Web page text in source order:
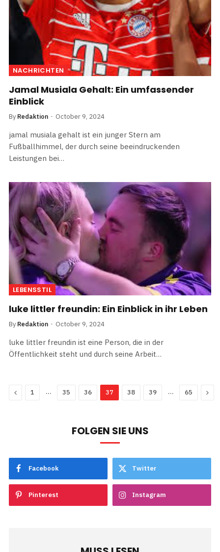
NACHRICHTEN
Jamal Musiala Gehalt: Ein umfassender
Einblick
By Redaktion October 9, 2024
jamal musiala gehalt ist ein junger Stern am
Fußballhimmel, der durch seine beeindruckenden
Leistungen bei…
LEBENSSTIL
luke littler freundin: Ein Einblick in ihr Leben
By Redaktion October 9, 2024
luke littler freundin ist eine Person, die in der
Öffentlichkeit steht und durch seine Arbeit…
Previous
1 … 35 36 37 38 39 … 65
FOLGEN SIE UNS
Facebook Twitter
Pinterest Instagram